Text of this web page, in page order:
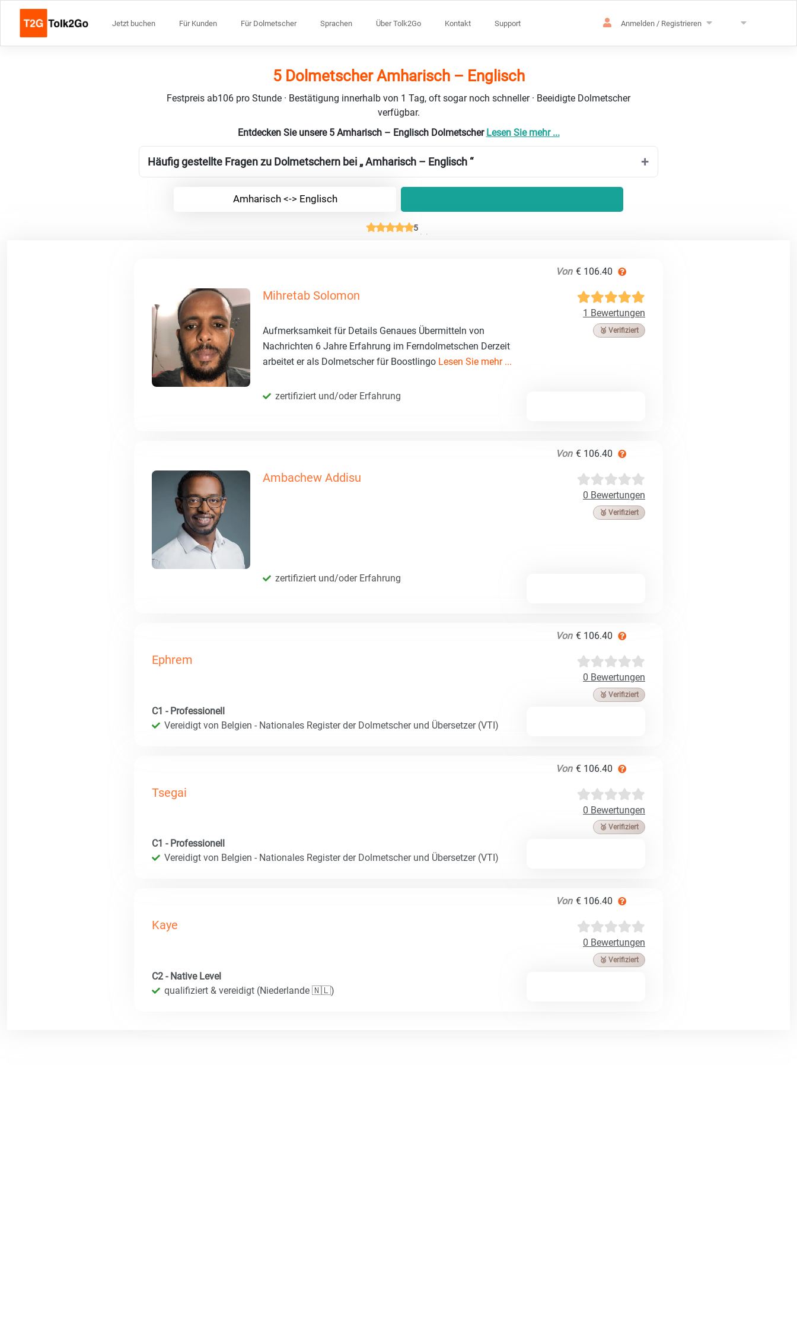
Jetzt buchen Für Kunden Für Dolmetscher Sprachen Über Tolk2Go Kontakt Support Anmelden / Registrieren
5 Dolmetscher Amharisch – Englisch
Festpreis ab106 pro Stunde · Bestätigung innerhalb von 1 Tag, oft sogar noch schneller · Beeidigte Dolmetscher
verfügbar.
Entdecken Sie unsere 5 Amharisch – Englisch Dolmetscher Lesen Sie mehr ...
Häufig gestellte Fragen zu Dolmetschern bei „ Amharisch – Englisch “
Amharisch <-> Englisch
5
Von € 106.40
Mihretab Solomon
1 Bewertungen
🥉 Verifiziert
Aufmerksamkeit für Details Genaues Übermitteln von
Nachrichten 6 Jahre Erfahrung im Ferndolmetschen Derzeit
arbeitet er als Dolmetscher für Boostlingo Lesen Sie mehr ...
zertifiziert und/oder Erfahrung
Von € 106.40
Ambachew Addisu
0 Bewertungen
🥉 Verifiziert
zertifiziert und/oder Erfahrung
Von € 106.40
Ephrem
0 Bewertungen
🥉 Verifiziert
C1 - Professionell
Vereidigt von Belgien - Nationales Register der Dolmetscher und Übersetzer (VTI)
Von € 106.40
Tsegai
0 Bewertungen
🥉 Verifiziert
C1 - Professionell
Vereidigt von Belgien - Nationales Register der Dolmetscher und Übersetzer (VTI)
Von € 106.40
Kaye
0 Bewertungen
🥉 Verifiziert
C2 - Native Level
qualifiziert & vereidigt (Niederlande 🇳🇱)